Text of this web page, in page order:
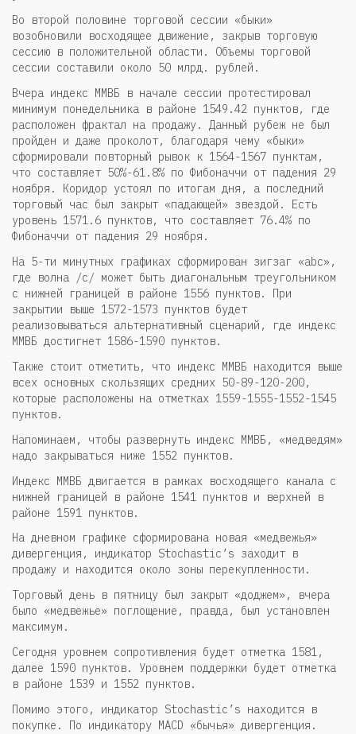
Во второй половине торговой сессии «быки»
возобновили восходящее движение, закрыв торговую
сессию в положительной области. Объемы торговой
сессии составили около 50 млрд. рублей.
Вчера индекс ММВБ в начале сессии протестировал
минимум понедельника в районе 1549.42 пунктов, где
расположен фрактал на продажу. Данный рубеж не был
пройден и даже проколот, благодаря чему «быки»
сформировали повторный рывок к 1564-1567 пунктам,
что составляет 50%-61.8% по Фибоначчи от падения 29
ноября. Коридор устоял по итогам дня, а последний
торговый час был закрыт «падающей» звездой. Есть
уровень 1571.6 пунктов, что составляет 76.4% по
Фибоначчи от падения 29 ноября.
На 5-ти минутных графиках сформирован зигзаг «abc»,
где волна /с/ может быть диагональным треугольником
с нижней границей в районе 1556 пунктов. При
закрытии выше 1572-1573 пунктов будет
реализовываться альтернативный сценарий, где индекс
ММВБ достигнет 1586-1590 пунктов.
Также стоит отметить, что индекс ММВБ находится выше
всех основных скользящих средних 50-89-120-200,
которые расположены на отметках 1559-1555-1552-1545
пунктов.
Напоминаем, чтобы развернуть индекс ММВБ, «медведям»
надо закрываться ниже 1552 пунктов.
Индекс ММВБ двигается в рамках восходящего канала с
нижней границей в районе 1541 пунктов и верхней в
районе 1591 пунктов.
На дневном графике сформирована новая «медвежья»
дивергенция, индикатор Stochastic’s заходит в
продажу и находится около зоны перекупленности.
Торговый день в пятницу был закрыт «доджем», вчера
было «медвежье» поглощение, правда, был установлен
максимум.
Сегодня уровнем сопротивления будет отметка 1581,
далее 1590 пунктов. Уровнем поддержки будет отметка
в районе 1539 и 1552 пунктов.
Помимо этого, индикатор Stochastic’s находится в
покупке. По индикатору MACD «бычья» дивергенция.